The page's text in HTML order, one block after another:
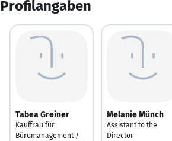
Profilangaben
Tabea Greiner
Kauffrau für
Büromanagement /
Melanie Münch
Assistant to the
Director